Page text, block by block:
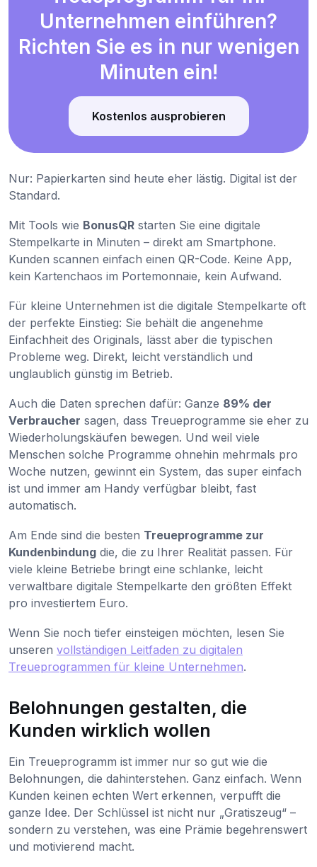
Unternehmen einführen?
Richten Sie es in nur wenigen
Minuten ein!
Kostenlos ausprobieren
Nur: Papierkarten sind heute eher lästig. Digital ist der
Standard.
Mit Tools wie BonusQR starten Sie eine digitale
Stempelkarte in Minuten – direkt am Smartphone.
Kunden scannen einfach einen QR-Code. Keine App,
kein Kartenchaos im Portemonnaie, kein Aufwand.
Für kleine Unternehmen ist die digitale Stempelkarte oft
der perfekte Einstieg: Sie behält die angenehme
Einfachheit des Originals, lässt aber die typischen
Probleme weg. Direkt, leicht verständlich und
unglaublich günstig im Betrieb.
Auch die Daten sprechen dafür: Ganze 89% der
Verbraucher sagen, dass Treueprogramme sie eher zu
Wiederholungskäufen bewegen. Und weil viele
Menschen solche Programme ohnehin mehrmals pro
Woche nutzen, gewinnt ein System, das super einfach
ist und immer am Handy verfügbar bleibt, fast
automatisch.
Am Ende sind die besten Treueprogramme zur
Kundenbindung die, die zu Ihrer Realität passen. Für
viele kleine Betriebe bringt eine schlanke, leicht
verwaltbare digitale Stempelkarte den größten Effekt
pro investiertem Euro.
Wenn Sie noch tiefer einsteigen möchten, lesen Sie
unseren vollständigen Leitfaden zu digitalen
Treueprogrammen für kleine Unternehmen.
Belohnungen gestalten, die
Kunden wirklich wollen
Ein Treueprogramm ist immer nur so gut wie die
Belohnungen, die dahinterstehen. Ganz einfach. Wenn
Kunden keinen echten Wert erkennen, verpufft die
ganze Idee. Der Schlüssel ist nicht nur „Gratiszeug“ –
sondern zu verstehen, was eine Prämie begehrenswert
und motivierend macht.